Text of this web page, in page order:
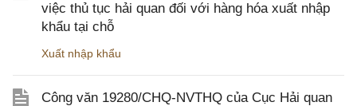
việc thủ tục hải quan đối với hàng hóa xuất nhập
khẩu tại chỗ
Xuất nhập khẩu
Công văn 19280/CHQ-NVTHQ của Cục Hải quan